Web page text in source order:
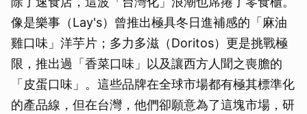
像是樂事（Lay's）曾推出極具冬日進補感的「麻油
雞口味」洋芋片；多力多滋（Doritos）更是挑戰極
限，推出過「香菜口味」以及讓西方人聞之喪膽的
「皮蛋口味」。這些品牌在全球市場都有極其標準化
的產品線，但在台灣，他們卻願意為了這塊市場，研